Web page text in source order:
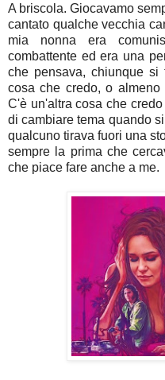
A briscola. Giocavamo
cantato qualche vecchia
mia nonna era
combattente ed era una
che pensava, chiunque si
cosa che credo, o
C'è un'altra cosa che
di cambiare tema quando
qualcuno tirava fuori una
sempre la prima che
che piace fare anche a me.